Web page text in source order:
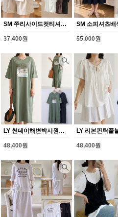
SM 쭈리사이드컷티셔츠(Y367H608)
37,400원 55,000원
LY 썬데이해변박시원피스(Y353H608)
48,400원 48,400원